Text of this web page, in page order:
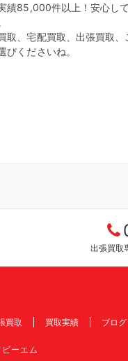
績85,000件以上！安心し
取、宅配買取、出張買取、
びくださいね。
出張買取
買取 買取実績 ブログ
ーエム